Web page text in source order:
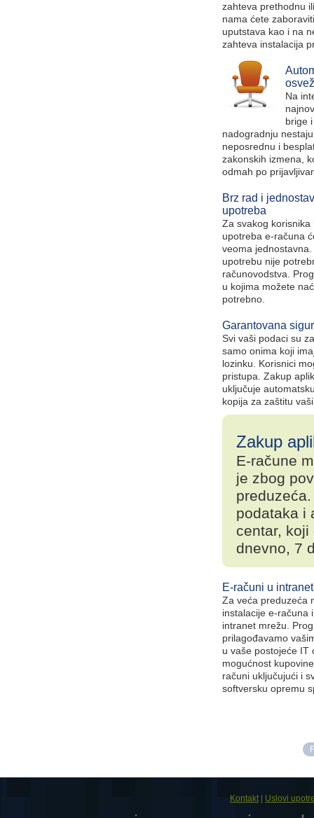
zahteva prethodnu
nama ćete
uputstava kao i na
zahteva instalacija
Na
brige
nadogradnju
neposrednu i
zakonskih izmena,
odmah po
Brz rad i
upotreba
Za svakog korisnika
upotreba e-računa
veoma
upotrebu nije
računovodstva.
u kojima možete
potrebno.
Garantovana
Svi vaši podaci su
samo onima koji
lozinku. Korisnici
pristupa. Zakup
uključuje
kopija za zaštitu
Zakup
E-račune
je zbog
podataka i
centar,
dnevno, 7
E-računi u
Za veća preduzeća
instalacije e-računa
intranet mrežu.
prilagođavamo
u vaše postojeće IT
mogućnost
računi uključujući i
softversku opremu
Kontakt Uslovi